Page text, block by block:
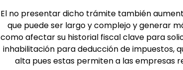
El no presentar dicho trámite también
que puede ser largo y complejo y generar
como afectar su historial fiscal clave para
inhabilitación para deducción de impuestos,
alta pues estas permiten a las empresas